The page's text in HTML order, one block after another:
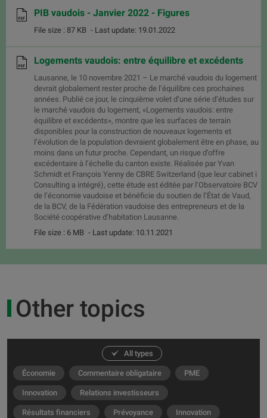
PIB vaudois - Janvier 2022 - Figures
File size : 87 KB - Last update: 19.01.2022
Logements vaudois: entre équilibre et excédents
Lausanne, le 10 novembre 2021 – Le marché vaudois du logement
devrait globalement rester proche de l’équilibre ces prochaines
années. Publié ce jour, le cinquième volet d’une série d’études sur
le marché vaudois du logement, «Logements vaudois: entre
équilibre et excédents», montre que les surfaces de terrain
disponibles pour la construction de nouveaux logements et
l’évolution de la population devraient globalement être en phase, au
moins dans un futur proche. Cependant, un risque d’offre
excédentaire à l’échelle du canton existe. Réalisée par Yvan
Schmidt et François Yenny de CBRE Switzerland (que leur cabinet i
Consulting a intégré), cette étude est éditée par l’Observatoire BCV
de l’économie vaudoise et bénéficie du soutien de l’État de Vaud,
de la BCV, de la Fédération vaudoise des entrepreneurs et de la
Société coopérative d’habitation Lausanne.
File size : 6 MB - Last update: 10.11.2021
Other topics
All types
Économie Commentaire obligataire PME
Innovation Relations investisseurs
Résultats financiers Prévoyance Innovation